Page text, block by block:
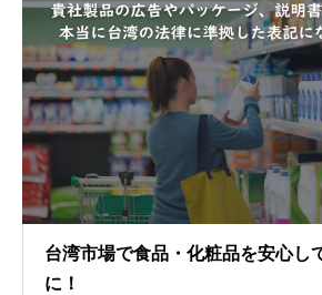
台湾市場で食品・化粧品を安心し
に！